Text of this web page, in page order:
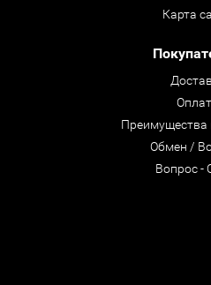
Карта
Преимущества
Обмен /
Вопрос -